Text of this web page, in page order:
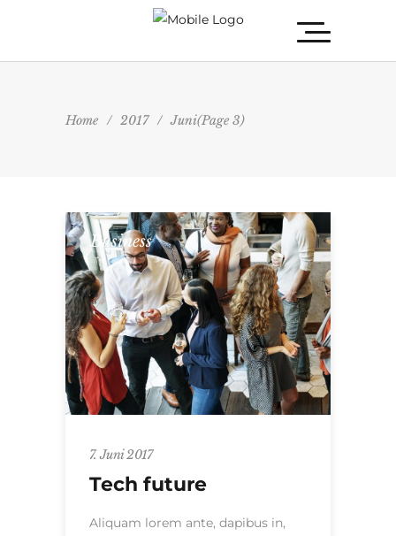
Home / 2017 / Juni(Page 3)
Business
7. Juni 2017
Tech future
Aliquam lorem ante, dapibus in,